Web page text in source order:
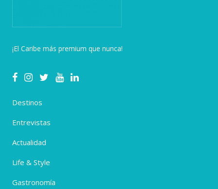
¡El Caribe más premium que nunca!
Destinos
Entrevistas
Actualidad
Life & Style
Gastronomía